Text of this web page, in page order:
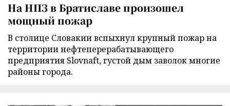
На НПЗ в Братиславе произошел
мощный пожар
В столице Словакии вспыхнул крупный пожар на
территории нефтеперерабатывающего
предприятия Slovnaft, густой дым заволок многие
районы города.